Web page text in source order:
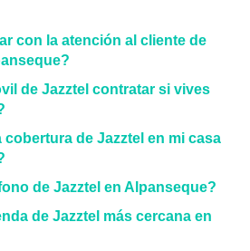
con la atención al cliente de
de Jazztel contratar si vives
cobertura de Jazztel en mi casa
de Jazztel en Alpanseque?
de Jazztel más cercana en